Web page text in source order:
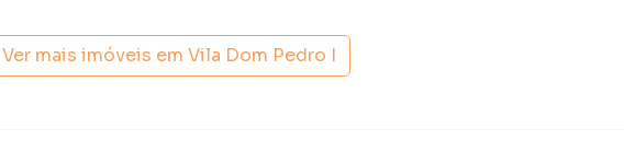
Ver mais imóveis em Vila Dom Pedro I